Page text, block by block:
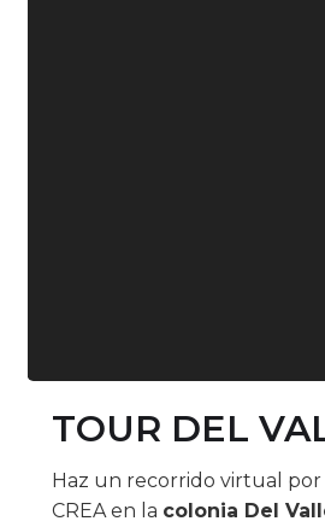
TOUR DEL
Haz un recorrido virtual por
CREA en la colonia Del